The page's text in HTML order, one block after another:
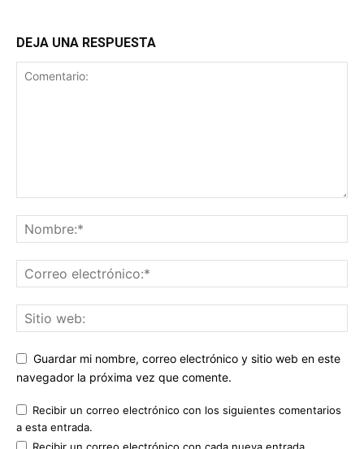
DEJA UNA RESPUESTA
Guardar mi nombre, correo electrónico y sitio web en este
navegador la próxima vez que comente.
Recibir un correo electrónico con los siguientes comentarios
a esta entrada.